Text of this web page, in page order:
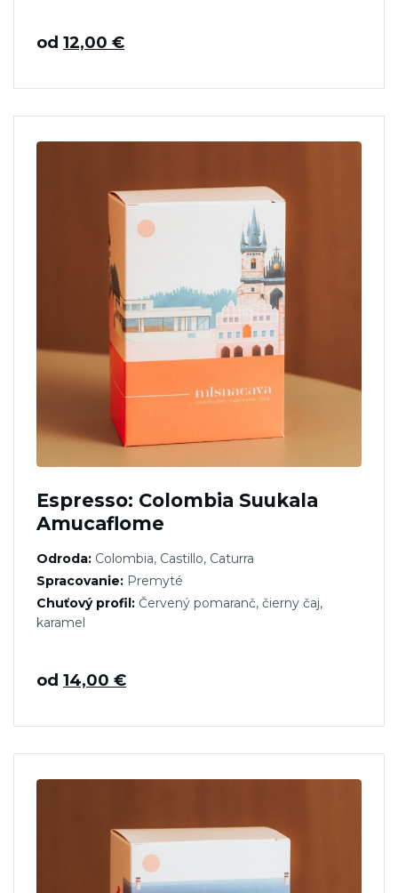
od 12,00 €
Espresso: Colombia Suukala
Amucaflome
Odroda: Colombia, Castillo, Caturra
Spracovanie: Premyté
Chuťový profil: Červený pomaranč, čierny čaj,
karamel
od 14,00 €